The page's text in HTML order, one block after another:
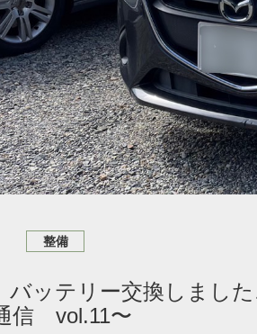
整備
】バッテリー交換しま
信 vol.11〜